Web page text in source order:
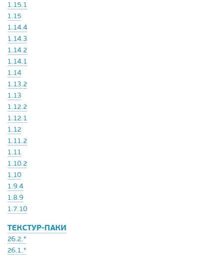
1.15.1
1.15
1.14.4
1.14.3
1.14.2
1.14.1
1.14
1.13.2
1.13
1.12.2
1.12.1
1.12
1.11.2
1.11
1.10.2
1.10
1.9.4
1.8.9
1.7.10
ТЕКСТУР-ПАКИ
26.2.*
26.1.*